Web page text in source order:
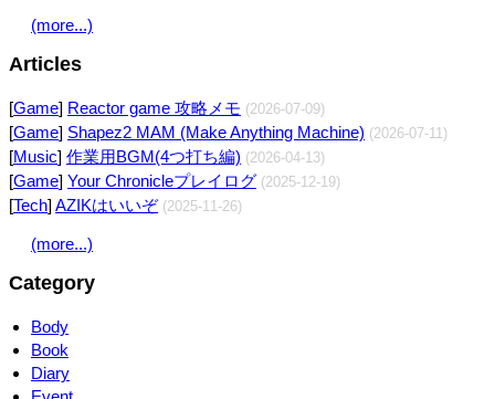
(more...)
Articles
[Game] Reactor game 攻略メモ (2026-07-09)
[Game] Shapez2 MAM (Make Anything Machine) (2026-07-11)
[Music] 作業用BGM(4つ打ち編) (2026-04-13)
[Game] Your Chronicleプレイログ (2025-12-19)
[Tech]AZIKはいいぞ (2025-11-26)
(more...)
Category
Body
Book
Diary